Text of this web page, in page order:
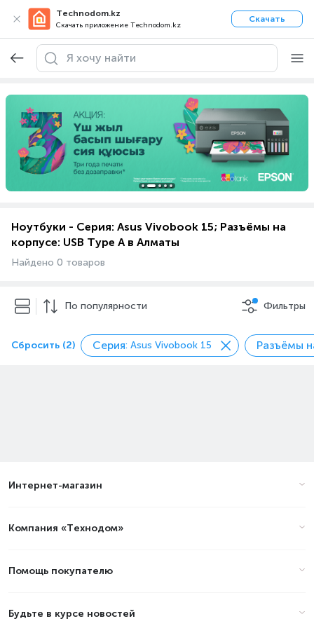
Technodom.kz
Скачать приложение Technodom.kz
Скачать
Ноутбуки - Серия: Asus Vivobook 15; Разъёмы на
корпусе: USB Type A в Алматы
Найдено 0 товаров
По популярности Фильтры
Сбросить (2) Серия: Asus Vivobook 15 Разъёмы
Интернет-магазин
Компания «Технодом»
Помощь покупателю
Будьте в курсе новостей